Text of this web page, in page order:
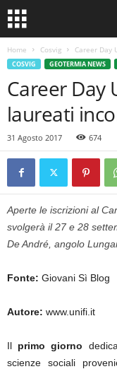
Home Cosvig Career Day
COSVIG GEOTERMIA NEWS
Career Day
laureati
31 Agosto 2017 674
Aperte le iscrizioni al
svolgerà il 27 e 28
De André, angolo
Fonte: Giovani Sì Blog
Autore: www.unifi.it
Il primo giorno
scienze sociali